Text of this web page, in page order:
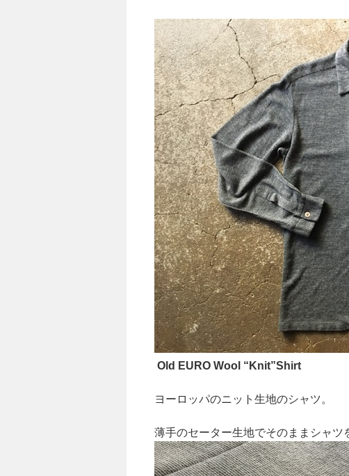
Old EURO Wool “Knit”Shirt
ヨーロッパのニット生地のシャツ。
薄手のセーター生地でそのままシャツ